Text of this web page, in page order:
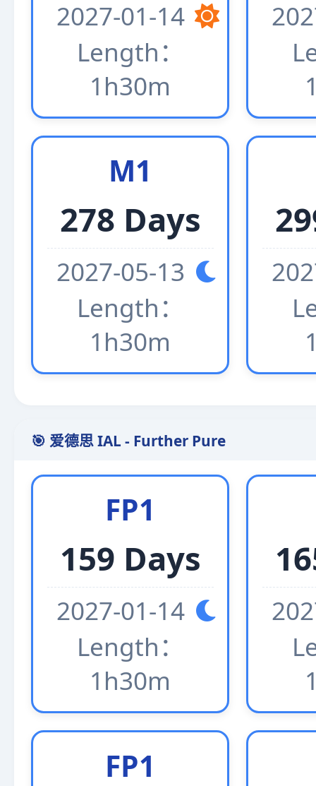
2027-01-14
Length：
1h30m
M1
278 Days
2027-05-13
Length：
1h30m
🎯 爱德思 IAL - Further Pure
FP1
159 Days
2027-01-14
Length：
1h30m
FP1